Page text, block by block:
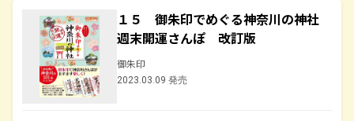
１５ 御朱印でめぐる神奈川の神社
週末開運さんぽ 改訂版
御朱印
2023.03.09 発売